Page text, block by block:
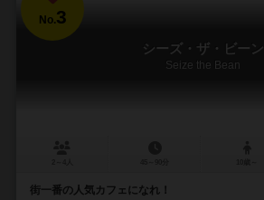
No.3
シーズ・ザ・ビーン
Seize the Bean
街一番の人気カフェになれ！